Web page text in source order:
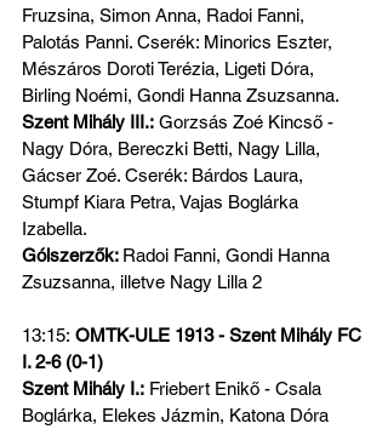
Fruzsina, Simon Anna, Radoi Fanni,
Palotás Panni. Cserék: Minorics Eszter,
Mészáros Doroti Terézia, Ligeti Dóra,
Birling Noémi, Gondi Hanna Zsuzsanna.
Szent Mihály III.: Gorzsás Zoé Kincső -
Nagy Dóra, Bereczki Betti, Nagy Lilla,
Gácser Zoé. Cserék: Bárdos Laura,
Stumpf Kiara Petra, Vajas Boglárka
Izabella.
Gólszerzők: Radoi Fanni, Gondi Hanna
Zsuzsanna, illetve Nagy Lilla 2
13:15: OMTK-ULE 1913 - Szent Mihály FC
I. 2-6 (0-1)
Szent Mihály I.: Friebert Enikő - Csala
Boglárka, Elekes Jázmin, Katona Dóra